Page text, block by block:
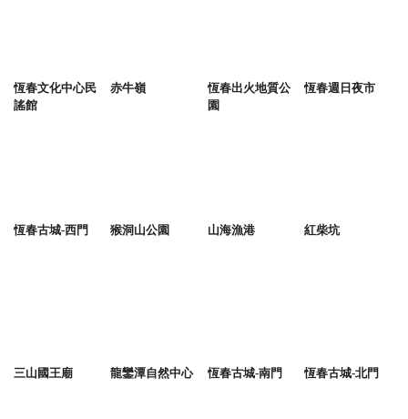
恆春文化中心民
謠館
赤牛嶺
恆春出火地質公
園
恆春週日夜市
恆春古城-西門 猴洞山公園 山海漁港 紅柴坑
三山國王廟 龍鑾潭自然中心 恆春古城-南門 恆春古城-北門